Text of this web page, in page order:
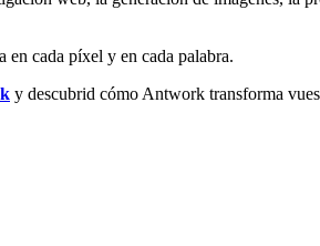
en cada píxel y en cada palabra.
y descubrid cómo Antwork transforma